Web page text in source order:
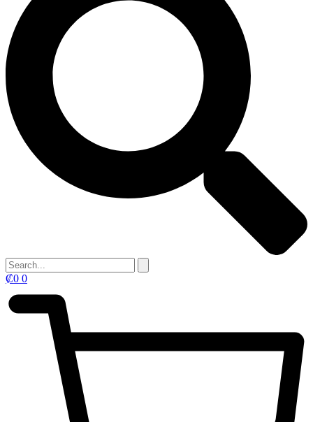
₡0 0